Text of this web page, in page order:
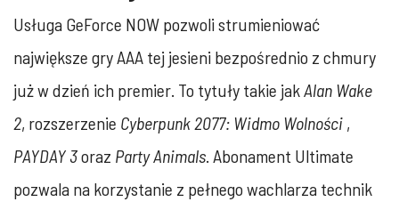
Usługa GeForce NOW pozwoli strumieniować
największe gry AAA tej jesieni bezpośrednio z chmury
już w dzień ich premier. To tytuły takie jakAlan Wake
2, rozszerzenie Cyberpunk 2077: Widmo Wolności ,
PAYDAY 3oraz Party Animals. Abonament Ultimate
pozwala na korzystanie z pełnego wachlarza technik